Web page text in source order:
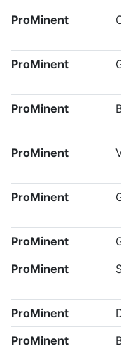
ProMinent
ProMinent
ProMinent
ProMinent
ProMinent
ProMinent
ProMinent
ProMinent
ProMinent